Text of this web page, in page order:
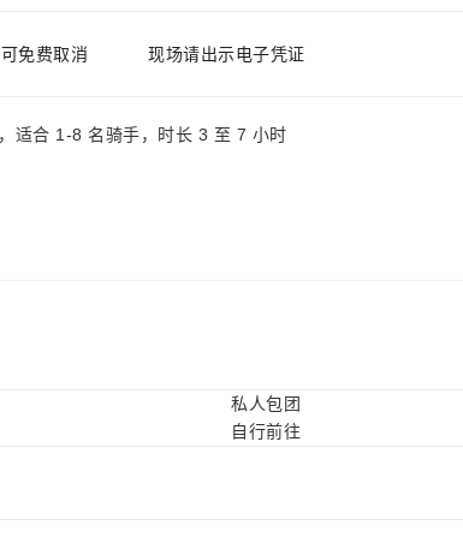
免费取消 现场请出示电子凭证
适合 1-8 名骑手，时长 3 至 7 小时
私人包团
自行前往